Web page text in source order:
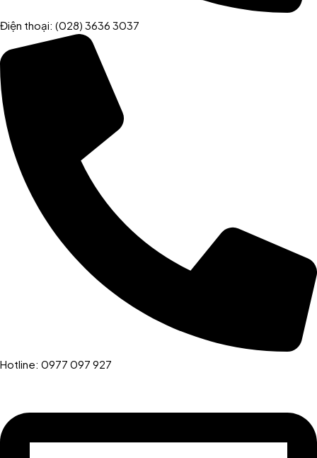
Điện thoại: (028) 3636 3037
Hotline: 0977 097 927